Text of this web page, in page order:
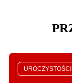
UROCZYSTOŚCI